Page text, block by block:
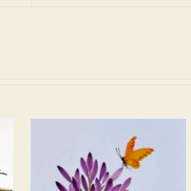
AGGIUNGI AL